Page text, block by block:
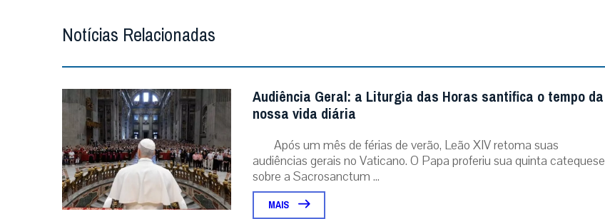
Notícias Relacionadas
Audiência Geral: a Liturgia das Horas santifica o tempo da
nossa vida diária
Após um mês de férias de verão, Leão XIV retoma suas
audiências gerais no Vaticano. O Papa proferiu sua quinta catequese
sobre a Sacrosanctum ...
MAIS